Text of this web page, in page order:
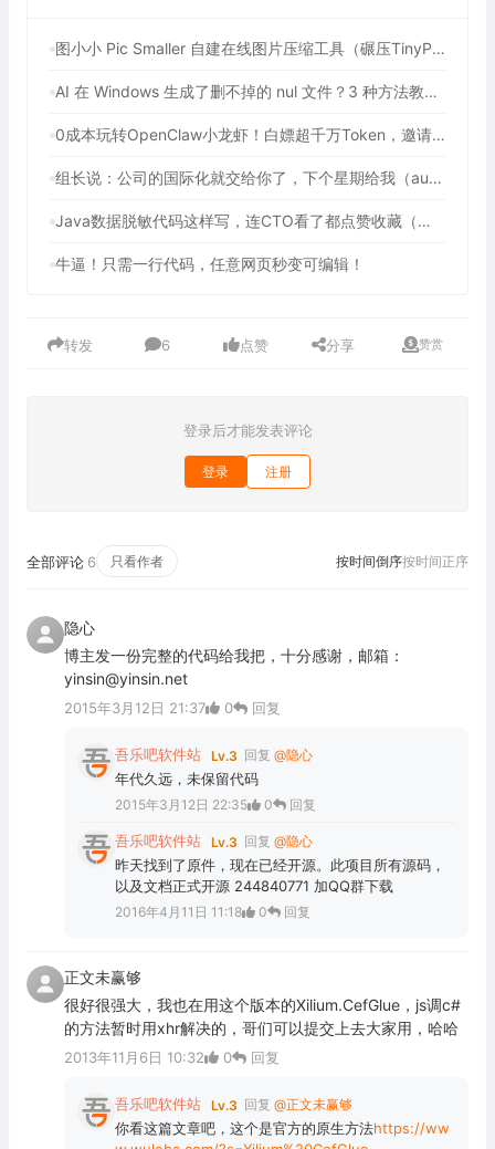
图小小 Pic Smaller 自建在线图片压缩工具（碾压TinyPNG！90%开发者不知道的免费图像压缩利器）
AI 在 Windows 生成了删不掉的 nul 文件？3 种方法教你强制删除
0成本玩转OpenClaw小龙虾！白嫖超千万Token，邀请好友最高可享百亿Token，2年内有效（包含腾讯、七牛云等多个平台活动）
组长说：公司的国际化就交给你了，下个星期给我（auto-i18n-translation-plugins 前端全自动国际化插件）
Java数据脱敏代码这样写，连CTO看了都点赞收藏（提供3种方法解决数据脱敏问题）
牛逼！只需一行代码，任意网页秒变可编辑！
转发 6 点赞 分享 赞赏
登录后才能发表评论
登录 注册
全部评论 6 只看作者 按时间倒序按时间正序
隐心
博主发一份完整的代码给我把，十分感谢，邮箱：
yinsin@yinsin.net
2015年3月12日 21:37 0 回复
吾乐吧软件站 Lv.3 回复 @隐心
年代久远，未保留代码
2015年3月12日 22:35 0 回复
吾乐吧软件站 Lv.3 回复 @隐心
昨天找到了原件，现在已经开源。此项目所有源码，
以及文档正式开源 244840771 加QQ群下载
2016年4月11日 11:18 0 回复
正文未赢够
很好很强大，我也在用这个版本的Xilium.CefGlue，js调c#
的方法暂时用xhr解决的，哥们可以提交上去大家用，哈哈
2013年11月6日 10:32 0 回复
吾乐吧软件站 Lv.3 回复 @正文未赢够
你看这篇文章吧，这个是官方的原生方法https://ww